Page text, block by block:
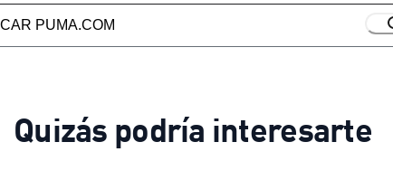
Quizás podría interesarte